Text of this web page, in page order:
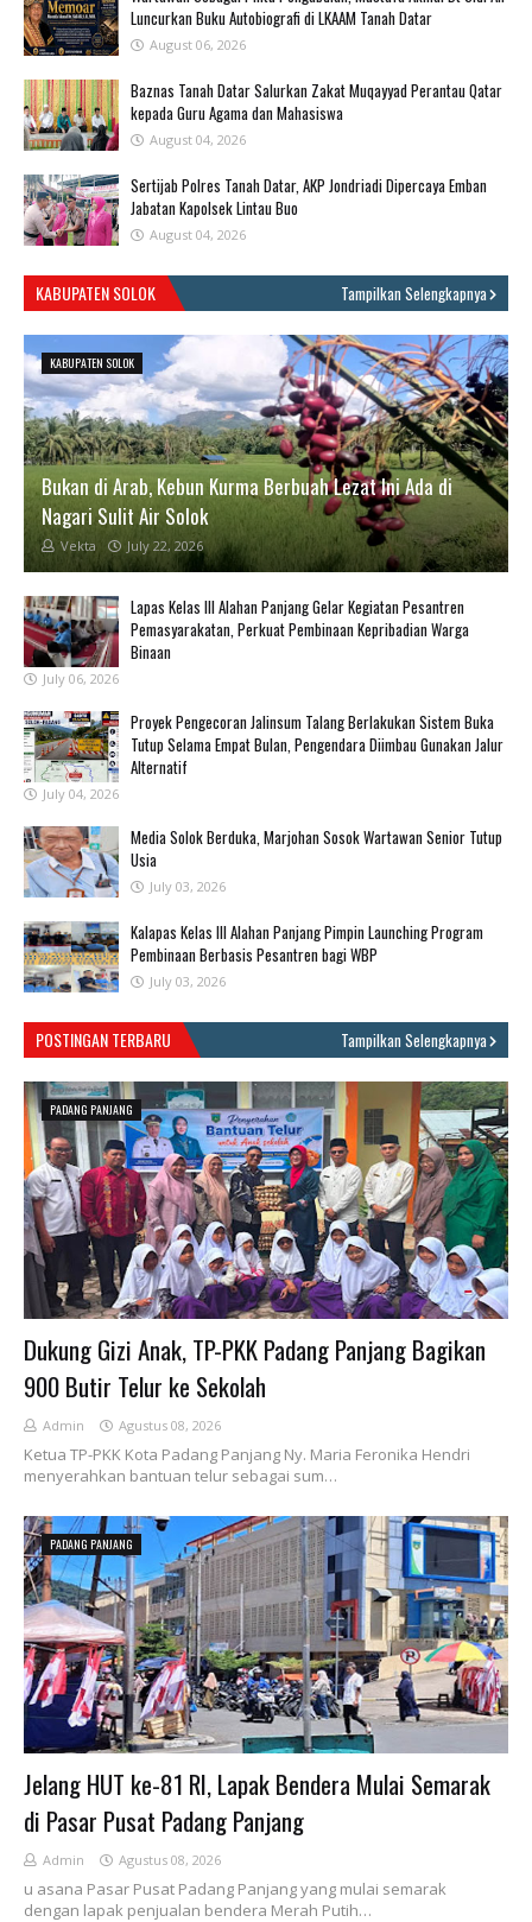
Luncurkan Buku Autobiografi di LKAAM Tanah Datar
August 06, 2026
Baznas Tanah Datar Salurkan Zakat Muqayyad Perantau Qatar
kepada Guru Agama dan Mahasiswa
August 04, 2026
Sertijab Polres Tanah Datar, AKP Jondriadi Dipercaya Emban
Jabatan Kapolsek Lintau Buo
August 04, 2026
KABUPATEN SOLOK Tampilkan Selengkapnya
KABUPATEN SOLOK
Bukan di Arab, Kebun Kurma Berbuah Lezat Ini Ada di
Nagari Sulit Air Solok
Vekta July 22, 2026
Lapas Kelas III Alahan Panjang Gelar Kegiatan Pesantren
Pemasyarakatan, Perkuat Pembinaan Kepribadian Warga
Binaan
July 06, 2026
Proyek Pengecoran Jalinsum Talang Berlakukan Sistem Buka
Tutup Selama Empat Bulan, Pengendara Diimbau Gunakan Jalur
Alternatif
July 04, 2026
Media Solok Berduka, Marjohan Sosok Wartawan Senior Tutup
Usia
July 03, 2026
Kalapas Kelas III Alahan Panjang Pimpin Launching Program
Pembinaan Berbasis Pesantren bagi WBP
July 03, 2026
POSTINGAN TERBARU Tampilkan Selengkapnya
PADANG PANJANG
Dukung Gizi Anak, TP-PKK Padang Panjang Bagikan
900 Butir Telur ke Sekolah
Admin Agustus 08, 2026
Ketua TP-PKK Kota Padang Panjang Ny. Maria Feronika Hendri
menyerahkan bantuan telur sebagai sum…
PADANG PANJANG
Jelang HUT ke-81 RI, Lapak Bendera Mulai Semarak
di Pasar Pusat Padang Panjang
Admin Agustus 08, 2026
u asana Pasar Pusat Padang Panjang yang mulai semarak
dengan lapak penjualan bendera Merah Putih…